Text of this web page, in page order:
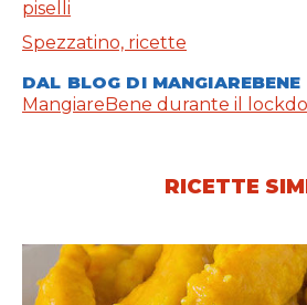
piselli
Spezzatino, ricette
DAL BLOG DI MANGIAREBENE
MangiareBene durante il
RICETTE